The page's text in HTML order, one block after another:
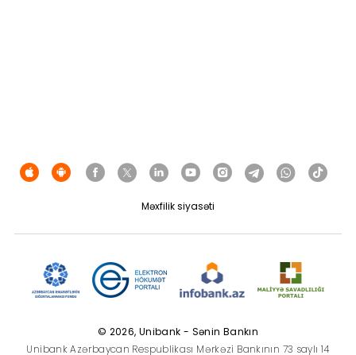
Məxfilik siyasəti
© 2026, Unibank - Sənin Bankın
Unibank Azərbaycan Respublikası Mərkəzi Bankının 73 saylı 14